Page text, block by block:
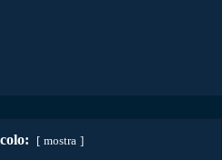
mostra